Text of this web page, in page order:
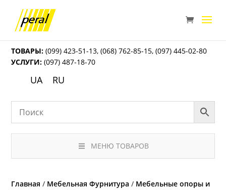
ТОВАРЫ: (099) 423-51-13,(068) 762-85-15,(097) 445-02-80
УСЛУГИ: (097) 487-18-70
UA RU
МЕНЮ ТОВАРОВ
Главная / Мебельная Фурнитура / Мебельные опоры и